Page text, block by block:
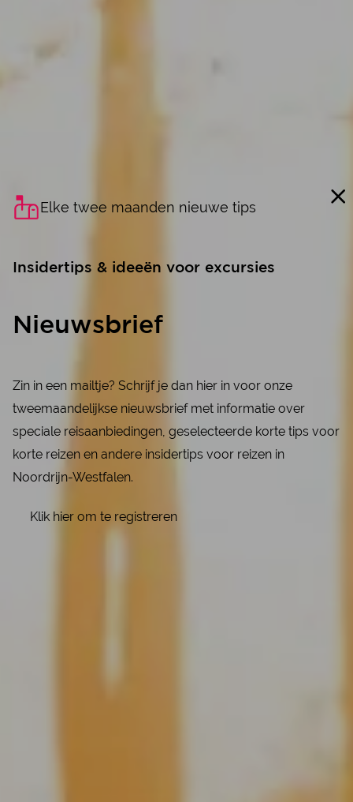
Elke twee maanden nieuwe tips
Insidertips & ideeën voor excursies
Nieuwsbrief
Zin in een mailtje? Schrijf je dan hier in voor onze
tweemaandelijkse nieuwsbrief met informatie over
speciale reisaanbiedingen, geselecteerde korte tips voor
korte reizen en andere insidertips voor reizen in
Noordrijn-Westfalen.
Klik hier om te registreren